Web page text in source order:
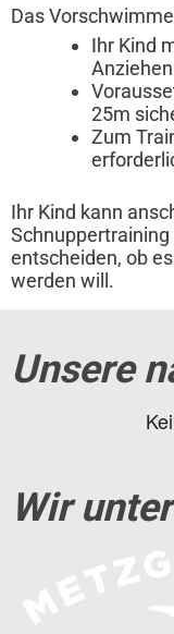
Das
Ihr Kind
25m
Zum
Ihr Kind kann
entscheiden, ob
werden will.
Unsere
Wir